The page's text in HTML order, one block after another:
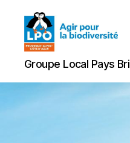
Groupe
Local
Pays
Groupe Local Pays